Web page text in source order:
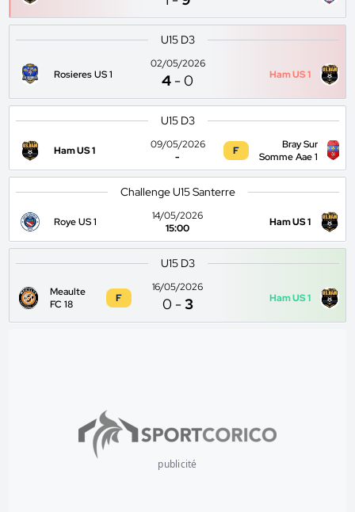
U15 D3
Rosieres US 1
02/05/2026
4 -0 Ham US 1
U15 D3
Ham US 1
09/05/2026
-
F
Bray Sur
Somme Aae 1
Challenge U15 Santerre
Roye US 1
14/05/2026
15:00
Ham US 1
U15 D3
Meaulte
FC 18
F
16/05/2026
0 -3 Ham US 1
publicité